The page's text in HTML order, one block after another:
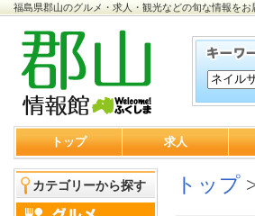
福島県郡山のグルメ・求人・観光などの旬な情報をお
トップ 求人
カテゴリーから探す トップ